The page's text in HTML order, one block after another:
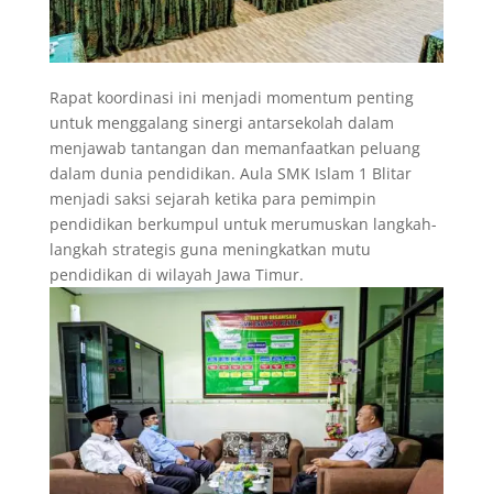
Rapat koordinasi ini menjadi momentum penting
untuk menggalang sinergi antarsekolah dalam
menjawab tantangan dan memanfaatkan peluang
dalam dunia pendidikan. Aula SMK Islam 1 Blitar
menjadi saksi sejarah ketika para pemimpin
pendidikan berkumpul untuk merumuskan langkah-
langkah strategis guna meningkatkan mutu
pendidikan di wilayah Jawa Timur.